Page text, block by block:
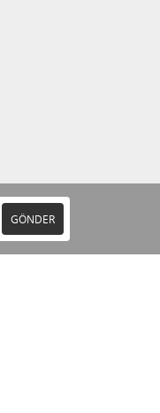
GÖNDER